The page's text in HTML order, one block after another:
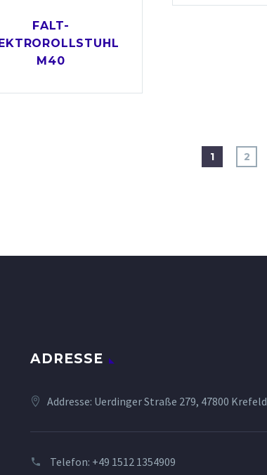
FALT-
M40
1 2
ADRESSE
Addresse: Uerdinger Straße 279, 47800 Krefeld
Telefon: +49 1512 1354909